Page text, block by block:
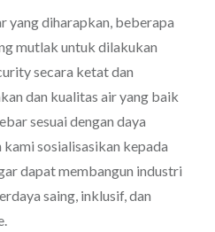
yang diharapkan, beberapa
mutlak untuk dilakukan
secara ketat dan
dan kualitas air yang baik
sesuai dengan daya
sosialisasikan kepada
dapat membangun industri
saing, inklusif, dan